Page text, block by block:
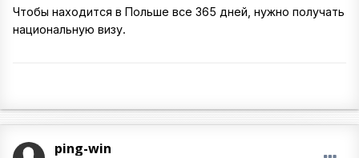
Чтобы находится в Польше все 365 дней, нужно получать
национальную визу.
ping-win